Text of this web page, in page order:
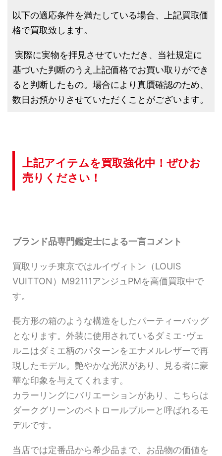
以下の適応条件を満たしている場合、上記買取価
格で買取致します。
実際に実物を拝見させていただき、当社規定に
基づいた判断のうえ上記価格でお買い取りができ
ると判断したもの。場合により真贋確認のため、
数日お預かりさせていただくことがございます。
上記アイテムを買取強化中！ぜひお
売りください！
ブランド品専門鑑定士による一言コメント
買取リッチ東京ではルイヴィトン（LOUIS
VUITTON）M92111アンジュPMを高価買取中で
す。
長方形の箱のような構造をしたパーティーバッグ
となります。外装に使用されているダミエ･ヴェ
ルニはダミエ柄のパターンをエナメルレザーで再
現したモデル。艶やかな光沢があり、見る者に豪
華な印象を与えてくれます。
カラーリングにバリエーションがあり、こちらは
ダークグリーンのペトロールブルーと呼ばれるモ
デルです。
当店では定番品から希少品まで、お品物の価値を